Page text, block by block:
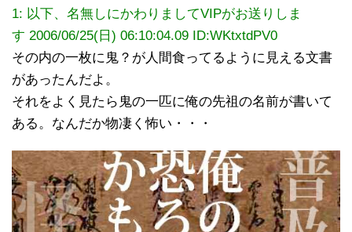
1: 以下、名無しにかわりましてVIPがお送りしま
す 2006/06/25(日) 06:10:04.09 ID:WKtxtdPV0
その内の一枚に鬼？が人間食ってるように見える文書
があったんだよ。
それをよく見たら鬼の一匹に俺の先祖の名前が書いて
ある。 なんだか物凄く怖い・・・